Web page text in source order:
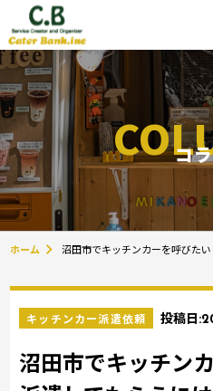
コ
ホーム 沼田市でキッチンカーを呼びた
キッチンカー派遣依頼 投稿日:
沼田市でキッチン